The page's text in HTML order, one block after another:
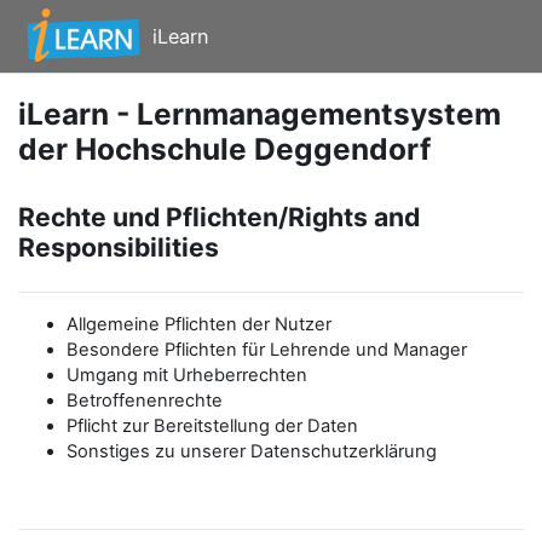
Zum Hauptinhalt
iLearn
iLearn - Lernmanagementsystem
der Hochschule Deggendorf
Rechte und Pflichten/Rights and
Responsibilities
Allgemeine Pflichten der Nutzer
Besondere Pflichten für Lehrende und Manager
Umgang mit Urheberrechten
Betroffenenrechte
Pflicht zur Bereitstellung der Daten
Sonstiges zu unserer Datenschutzerklärung